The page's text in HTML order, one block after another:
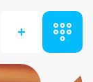
+